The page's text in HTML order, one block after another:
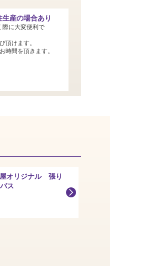
産の場合あり
際に大変便利で
頂けます。
時間を頂きます。
オリジナル 張り
ス